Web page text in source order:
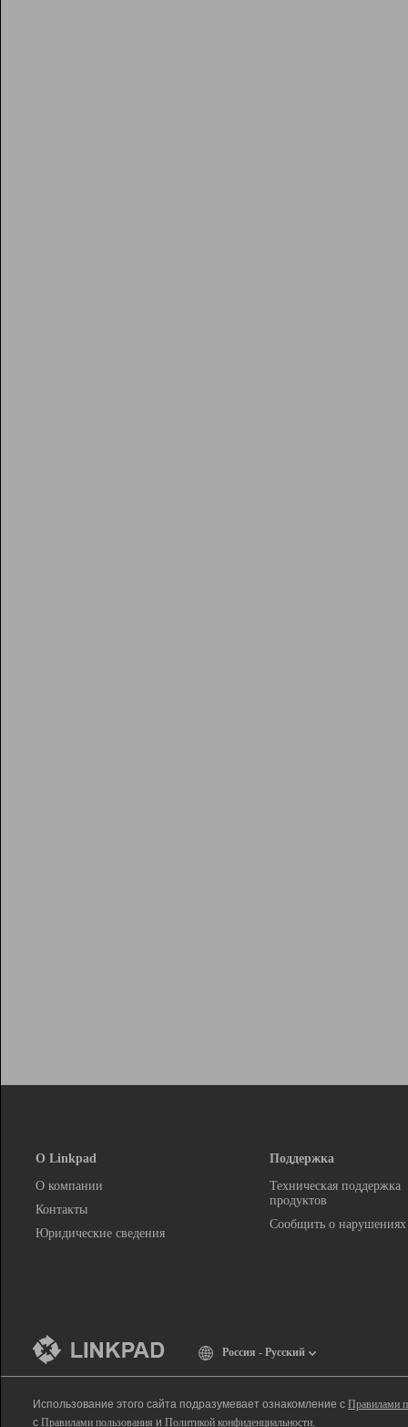
О Linkpad
О компании
Контакты
Юридические сведения
Поддержка
Техническая поддержка
продуктов
Сообщить о нарушениях
Россия - Русский
Использование этого сайта подразумевает ознакомление с Правилами
с Правилами пользования и Политикой конфиденциальности.